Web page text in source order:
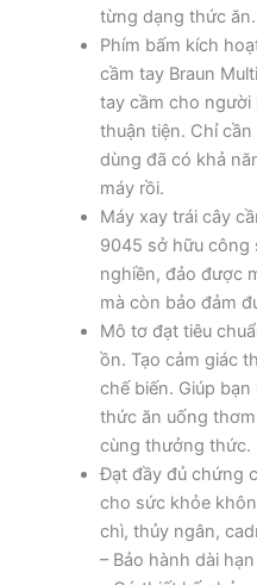
từng dạng thức ăn.
Phím bấm kích
cầm tay Braun
tay cầm cho người
thuận tiện. Chỉ
dùng đã có khả
máy rồi.
Máy xay trái cây
9045 sở hữu công
nghiền, đảo được
mà còn bảo đảm
Mô tơ đạt tiêu
ồn. Tạo cảm giác
chế biến. Giúp
thức ăn uống
cùng thưởng thức.
Đạt đầy đủ chứng
cho sức khỏe
chì, thủy ngân,
– Bảo hành dài